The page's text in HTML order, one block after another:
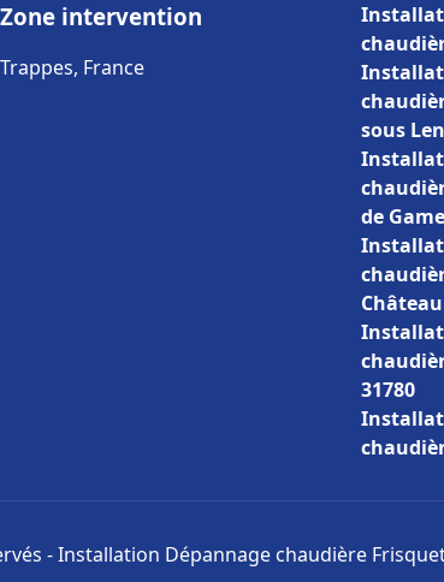
Zone intervention
Trappes, France
sous
de
31780
- Installation Dépannage chaudière